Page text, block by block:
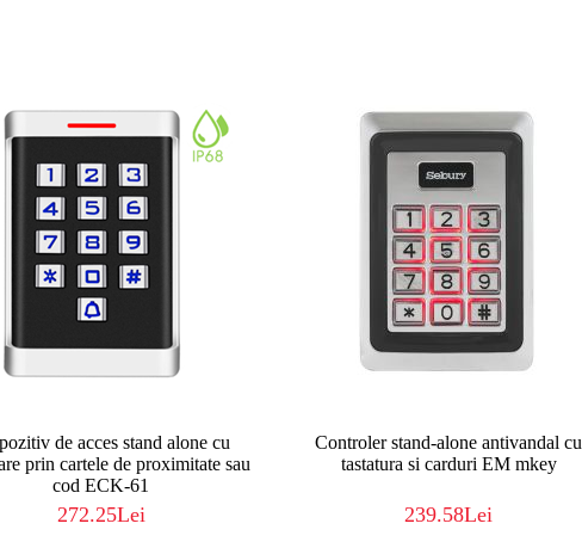
de acces stand alone cu
prin cartele de proximitate sau
cod ECK-61
272.25Lei
Controler stand-alone antivandal cu
tastatura si carduri EM mkey
239.58Lei